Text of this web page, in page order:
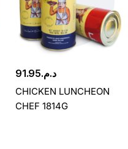
د.م.91.95
CHICKEN LUNCHEON
CHEF 1814G